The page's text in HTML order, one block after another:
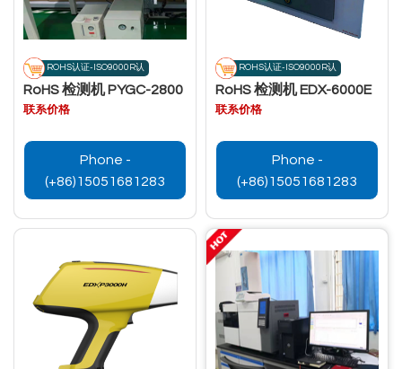
ROHS认证-ISO9000R认
RoHS 检测机 PYGC-2800
联系价格
Phone -
(+86)15051681283
ROHS认证-ISO9000R认
RoHS 检测机 EDX-6000E
联系价格
Phone -
(+86)15051681283